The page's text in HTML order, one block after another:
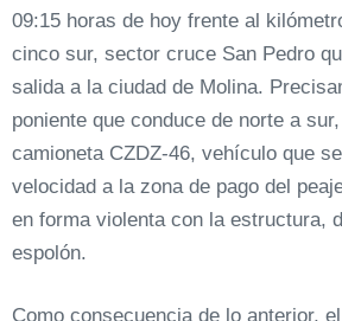
09:15 horas de hoy frente al
cinco sur, sector cruce San Pedro
salida a la ciudad de Molina.
poniente que conduce de norte a
camioneta CZDZ-46, vehículo que
velocidad a la zona de pago del
en forma violenta con la estructura,
espolón.
Como consecuencia de lo anterior,